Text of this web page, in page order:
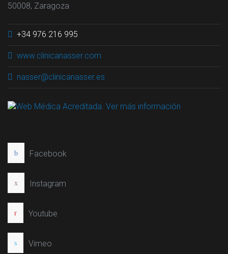
50008, Zaragoza
+34 976 216 995
www.clinicanasser.com
nasser@clinicanasser.es
Facebook
Instagram
Youtube
Vimeo